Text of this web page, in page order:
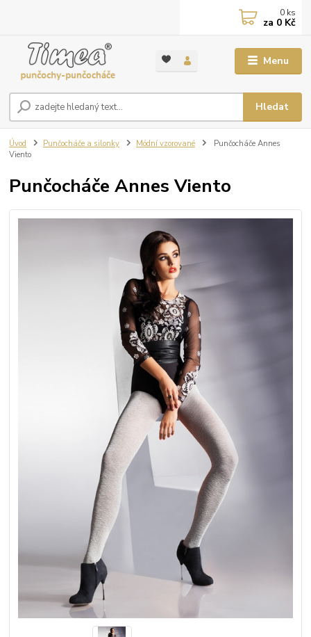
Menu
Hledat
0 ks
za 0 Kč
Úvod Punčocháče a silonky Módní vzorované
Punčocháče Annes
Viento
Punčocháče Annes Viento